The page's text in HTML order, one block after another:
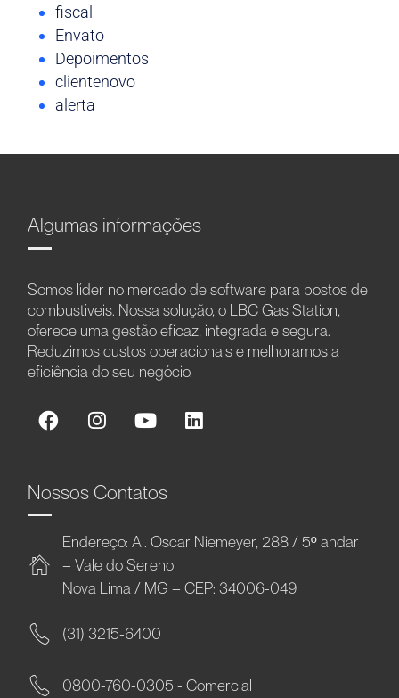
fiscal
Envato
Depoimentos
clientenovo
alerta
Algumas informações
Somos líder no mercado de software para postos de
combustíveis. Nossa solução, o LBC Gas Station,
oferece uma gestão eficaz, integrada e segura.
Reduzimos custos operacionais e melhoramos a
eficiência do seu negócio.
Nossos Contatos
Endereço: Al. Oscar Niemeyer, 288 / 5º andar
– Vale do Sereno
Nova Lima / MG – CEP: 34006-049
(31) 3215-6400
0800-760-0305 - Comercial